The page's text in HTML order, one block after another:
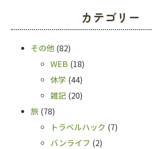
カテゴリー
その他 (82)
WEB (18)
休学 (44)
雑記 (20)
旅 (78)
トラベルハック (7)
バンライフ (2)